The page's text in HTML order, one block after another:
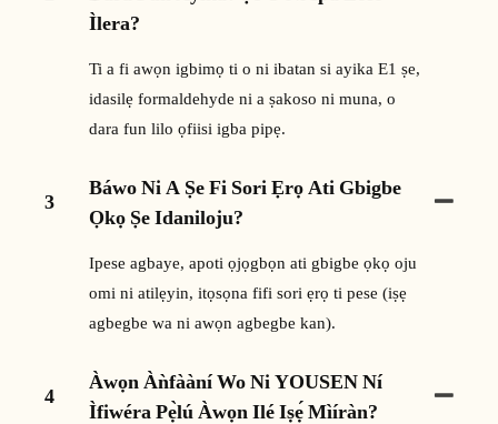
Ìlera?
Ti a fi awọn igbimọ ti o ni ibatan si ayika E1 ṣe,
idasilẹ formaldehyde ni a ṣakoso ni muna, o
dara fun lilo ọfiisi igba pipẹ.
3
Báwo Ni A Ṣe Fi Sori Ẹrọ Ati Gbigbe
Ọkọ Ṣe Idaniloju?
Ipese agbaye, apoti ọjọgbọn ati gbigbe ọkọ oju
omi ni atilẹyin, itọsọna fifi sori ẹrọ ti pese (iṣẹ
agbegbe wa ni awọn agbegbe kan).
4
Àwọn Àǹfààní Wo Ni YOUSEN Ní
Ìfiwéra Pẹ̀lú Àwọn Ilé Iṣẹ́ Mìíràn?